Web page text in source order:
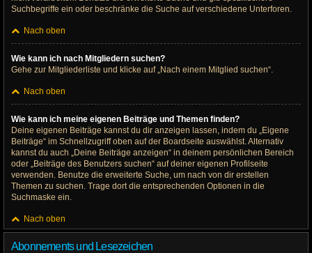
Suchbegriffe ein oder beschränke die Suche auf verschiedene Unterforen.
Nach oben
Wie kann ich nach Mitgliedern suchen?
Gehe zur Mitgliederliste und klicke auf „Nach einem Mitglied suchen“.
Nach oben
Wie kann ich meine eigenen Beiträge und Themen finden?
Deine eigenen Beiträge kannst du dir anzeigen lassen, indem du „Eigene
Beiträge“ im Schnellzugriff oben auf der Boardseite auswählst. Alternativ
kannst du auch „Deine Beiträge anzeigen“ in deinem persönlichen Bereich
oder „Beiträge des Benutzers suchen“ auf deiner eigenen Profilseite
verwenden. Benutze die erweiterte Suche, um nach von dir erstellen
Themen zu suchen. Trage dort die entsprechenden Optionen in die
Suchmaske ein.
Nach oben
Abonnements und Lesezeichen